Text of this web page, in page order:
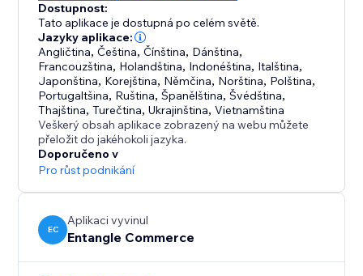
Dostupnost:
Tato aplikace je dostupná po celém světě.
Jazyky aplikace:
Angličtina,Čeština,Čínština, Dánština,
Francouzština, Holandština, Indonéština, Italština,
Japonština, Korejština, Němčina, Norština, Polština,
Portugaltšina, Ruština,Španělština,Švédština,
Thajština,Turečtina,Ukrajinština,Vietnamština
Veškerý obsah aplikace zobrazený na webu můžete
přeložit do jakéhokoli jazyka.
Doporučeno v
Pro růst podnikání
EC
Aplikaci vyvinul
Entangle Commerce